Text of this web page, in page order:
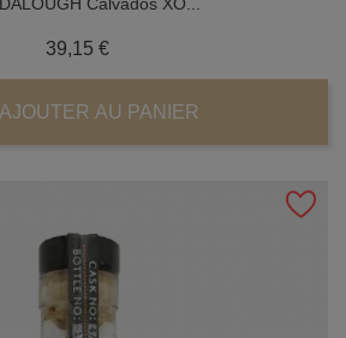
39,15 €Prix
AJOUTER AU PANIER